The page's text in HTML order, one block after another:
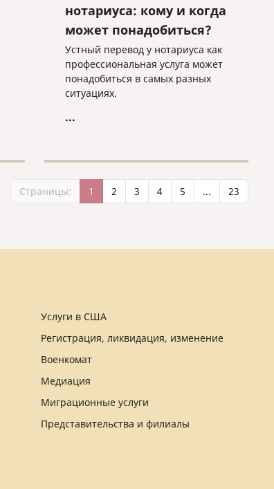
нотариуса: кому и когда
может понадобиться?
Устный перевод у нотариуса как
профессиональная услуга может
понадобиться в самых разных
ситуациях.
...
Страницы: 1 2 3 4 5 ... 23
Услуги в США
Регистрация, ликвидация, изменение
Военкомат
Медиация
Миграционные услуги
Представительства и филиалы